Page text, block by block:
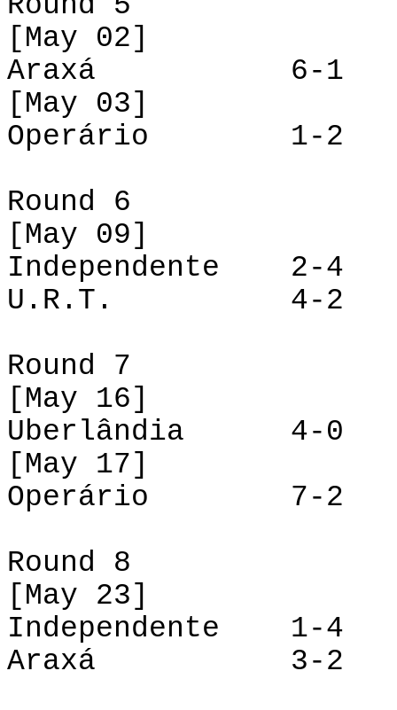
[May 02]
Araxá 6-1
[May 03]
Operário 1-
Round 6
[May 09]
Independente 2-4
U.R.T.
4-2
Round 7
[May 16]
Uberlândia 4-
[May 17]
Operário 7-2
Round 8
[May 23]
Independente 1-
Araxá 3-2